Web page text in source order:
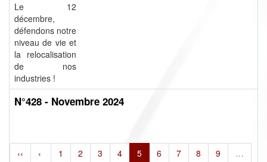
Le 12
décembre,
défendons notre
niveau de vie et
la relocalisation
de nos
industries !
N°428 - Novembre 2024
‹‹ ‹ 1 2 3 4 5 6 7 8 9 …